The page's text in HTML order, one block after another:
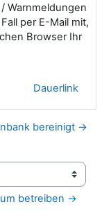
Warnmeldungen
per E-Mail mit,
Browser Ihr
Dauerlink
bereinigt →
betreiben →